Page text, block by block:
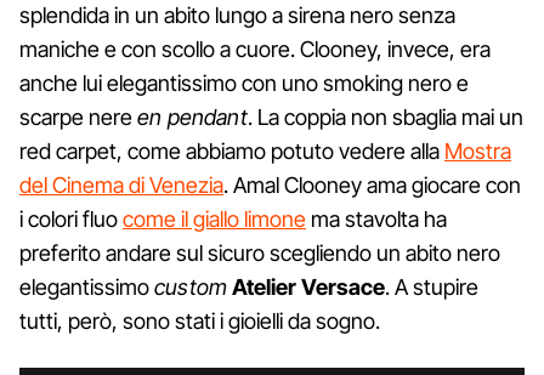
splendida in un abito lungo a sirena nero senza
maniche e con scollo a cuore. Clooney, invece, era
anche lui elegantissimo con uno smoking nero e
scarpe nereen pendant. La coppia non sbaglia mai un
red carpet, come abbiamo potuto vedere alla Mostra
del Cinema di Venezia. Amal Clooney ama giocare con
i colori fluocome il giallo limone ma stavolta ha
preferito andare sul sicuro scegliendo un abito nero
elegantissimocustomAtelier Versace. A stupire
tutti, però, sono stati i gioielli da sogno.